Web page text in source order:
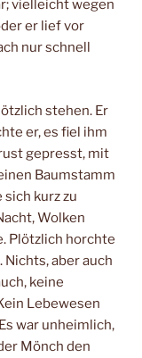
vielleicht wegen
er lief vor
nur schnell
stehen. Er
er, es fiel ihm
gepresst, mit
Baumstamm
kurz zu
Wolken
Plötzlich horchte
Nichts, aber auch
keine
Lebewesen
war unheimlich,
Mönch den